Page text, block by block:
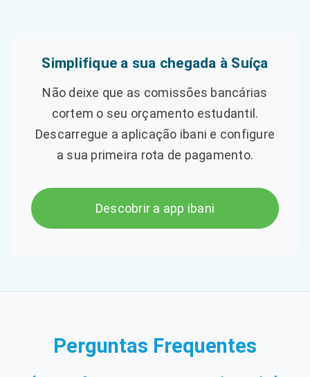
Simplifique a sua chegada à Suíça
Não deixe que as comissões bancárias
cortem o seu orçamento estudantil.
Descarregue a aplicação ibani e configure
a sua primeira rota de pagamento.
Descobrir a app ibani
Perguntas Frequentes